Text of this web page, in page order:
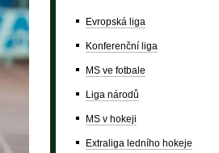
Evropská liga
Konferenční liga
MS ve fotbale
Liga národů
MS v hokeji
Extraliga ledního hokeje